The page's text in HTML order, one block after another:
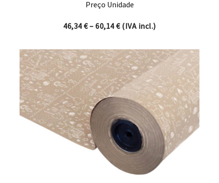
Preço Unidade
46,34€– 60,14€Price range: 46,34 €
(IVA incl.)